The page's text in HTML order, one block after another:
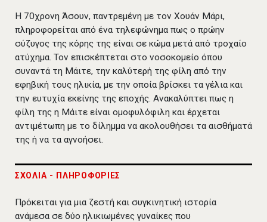
Η 70χρονη Άσουν, παντρεμένη με τον Χουάν Μάρι,
πληροφορείται από ένα τηλεφώνημα πως ο πρώην
σύζυγος της κόρης της είναι σε κώμα μετά από τροχαίο
ατύχημα. Τον επισκέπτεται στο νοσοκομείο όπου
συναντά τη Μάιτε, την καλύτερή της φίλη από την
εφηβική τους ηλικία, με την οποία βρίσκει τα γέλια και
την ευτυχία εκείνης της εποχής. Ανακαλύπτει πως η
φίλη της η Μάιτε είναι ομοφυλόφιλη και έρχεται
αντιμέτωπη με το δίλημμα να ακολουθήσει τα αισθήματά
της ή να τα αγνοήσει.
ΣΧΟΛΙΑ - ΠΛΗΡΟΦΟΡΙΕΣ
Πρόκειται για μια ζεστή και συγκινητική ιστορία
ανάμεσα σε δύο ηλικιωμένες γυναίκες που